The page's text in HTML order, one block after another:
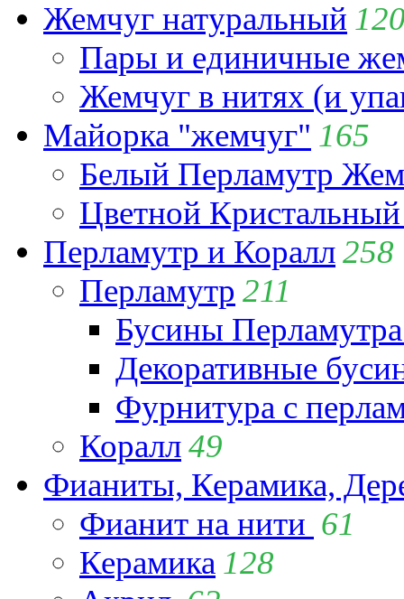
Жемчуг натуральный
Пары и единичные
Жемчуг в нитях (и
Майорка "жемчуг" 165
Белый Перламутр
Цветной
Перламутр и Коралл258
Перламутр 211
Бусины
Декоративные
Фурнитура с
Коралл49
Фианиты, Керамика,
Фианит на нити 61
Керамика 128